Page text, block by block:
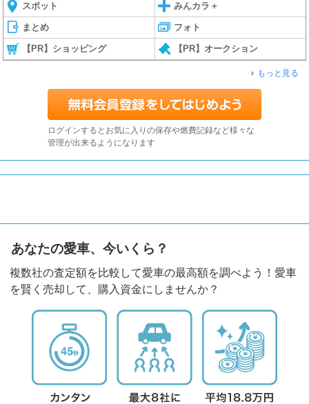
スポット みんカラ＋
まとめ フォト
【PR】ショッピング 【PR】オークション
もっと見る
ログインするとお気に入りの保存や燃費記録など様々な
管理が出来るようになります
あなたの愛車、今いくら？
複数社の査定額を比較して愛車の最高額を調べよう！愛車
を賢く売却して、購入資金にしませんか？